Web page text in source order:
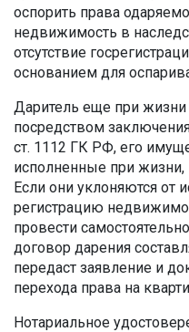
оспорить права
недвижимость в
отсутствие
основанием для
Даритель еще при
посредством
ст. 1112 ГК РФ, его
исполненные при жизни,
Если они уклоняются от
регистрацию
провести
договор дарения
передаст заявление и
перехода права на
Нотариальное